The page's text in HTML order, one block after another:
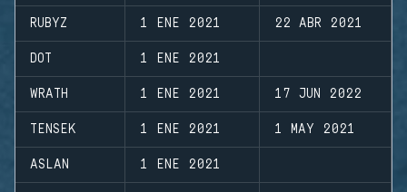
RUBYZ 1 ENE 2021 22 ABR 2021
DOT 1 ENE 2021
WRATH 1 ENE 2021 17 JUN 2022
TENSEK 1 ENE 2021 1 MAY 2021
ASLAN 1 ENE 2021